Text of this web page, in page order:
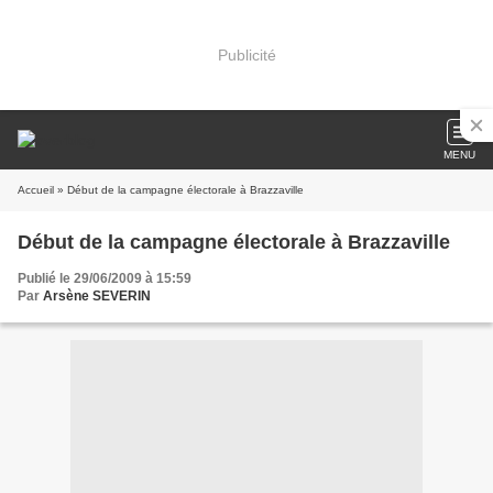
Publicité
MENU
Accueil » Début de la campagne électorale à Brazzaville
Début de la campagne électorale à Brazzaville
Publié le 29/06/2009 à 15:59
Par Arsène SEVERIN